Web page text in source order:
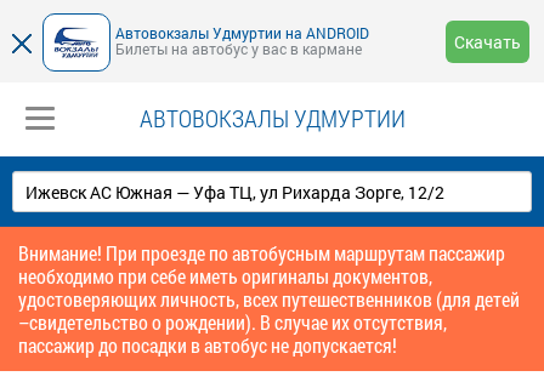
Автовокзалы Удмуртии на ANDROID
Билеты на автобус у вас в кармане
Скачать
АВТОВОКЗАЛЫ УДМУРТИИ
Внимание! При проезде по автобусным маршрутам пассажир
необходимо при себе иметь оригиналы документов,
удостоверяющих личность, всех путешественников (для детей
–свидетельство о рождении). В случае их отсутствия,
пассажир до посадки в автобус не допускается!